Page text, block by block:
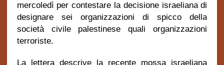
mercoledì per contestare la decisione israeliana di
designare sei organizzazioni di spicco della
società civile palestinese quali organizzazioni
terroriste.
La lettera descrive la recente mossa israeliana